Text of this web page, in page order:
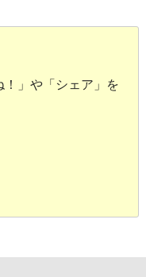
！」や「シェア」を